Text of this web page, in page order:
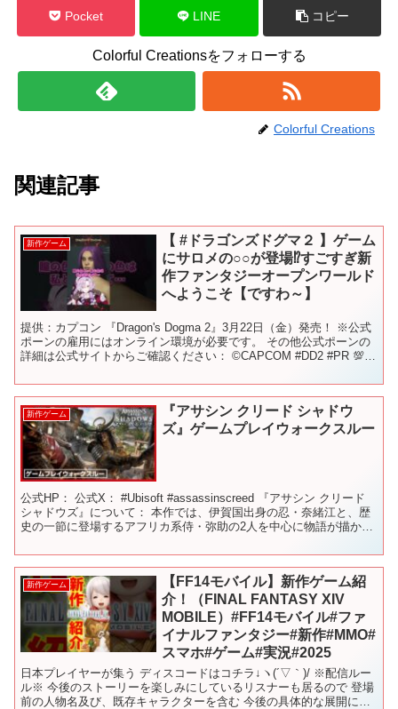
Pocket LINE コピー
Colorful Creationsをフォローする
Colorful Creations
関連記事
新作ゲーム
【 #ドラゴンズドグマ２ 】ゲーム
にサロメの○○が登場⁉すごすぎ新
作ファンタジーオープンワールド
へようこそ【ですわ～】
提供：カプコン 『Dragon's Dogma 2』3月22日（金）発売！ ※公式
ポーンの雇用にはオンライン環境が必要です。 その他公式ポーンの
詳細は公式サイトからご確認ください： ©CAPCOM #DD2 #PR 💯未
新作ゲーム
『アサシン クリード シャドウ
ズ』ゲームプレイウォークスルー
公式HP： 公式X： #Ubisoft #assassinscreed 『アサシン クリード
シャドウズ』について： 本作では、伊賀国出身の忍・奈緒江と、歴
史の一節に登場するアフリカ系侍・弥助の2人を中心に物語が描かれ
新作ゲーム
【FF14モバイル】新作ゲーム紹
介！（FINAL FANTASY XIV
MOBILE）#FF14モバイル#ファ
イナルファンタジー#新作#MMO#
スマホ#ゲーム#実況#2025
日本プレイヤーが集う ディスコードはコチラ↓ヽ(´▽｀)/ ※配信ルー
ル※ 今後のストーリーを楽しみにしているリスナーも居るので 登場
前の人物名及び、既存キャラクターを含む 今後の具体的な展開に対